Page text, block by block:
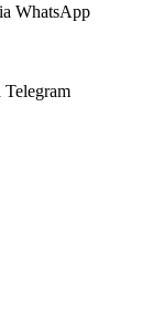
WhatsApp